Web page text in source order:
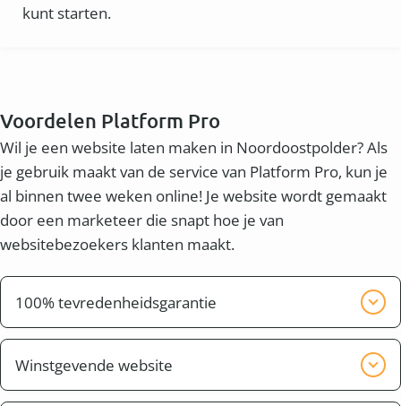
kunt starten.
Voordelen Platform Pro
Wil je een website laten maken in Noordoostpolder? Als
je gebruik maakt van de service van Platform Pro, kun je
al binnen twee weken online! Je website wordt gemaakt
door een marketeer die snapt hoe je van
websitebezoekers klanten maakt.
100% tevredenheidsgarantie
Wij willen graag dat je tevreden bent met het
eindresultaat. Wij zorgen er voor dat de website pas
klaar is, wanneer jij tevreden bent.
Winstgevende website